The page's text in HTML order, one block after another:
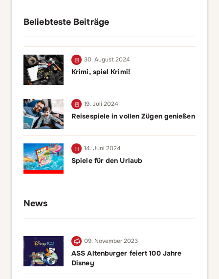
Beliebteste Beiträge
30. August 2024
Krimi, spiel Krimi!
19. Juli 2024
Reisespiele in vollen Zügen genießen
14. Juni 2024
Spiele für den Urlaub
News
09. November 2023
ASS Altenburger feiert 100 Jahre
Disney